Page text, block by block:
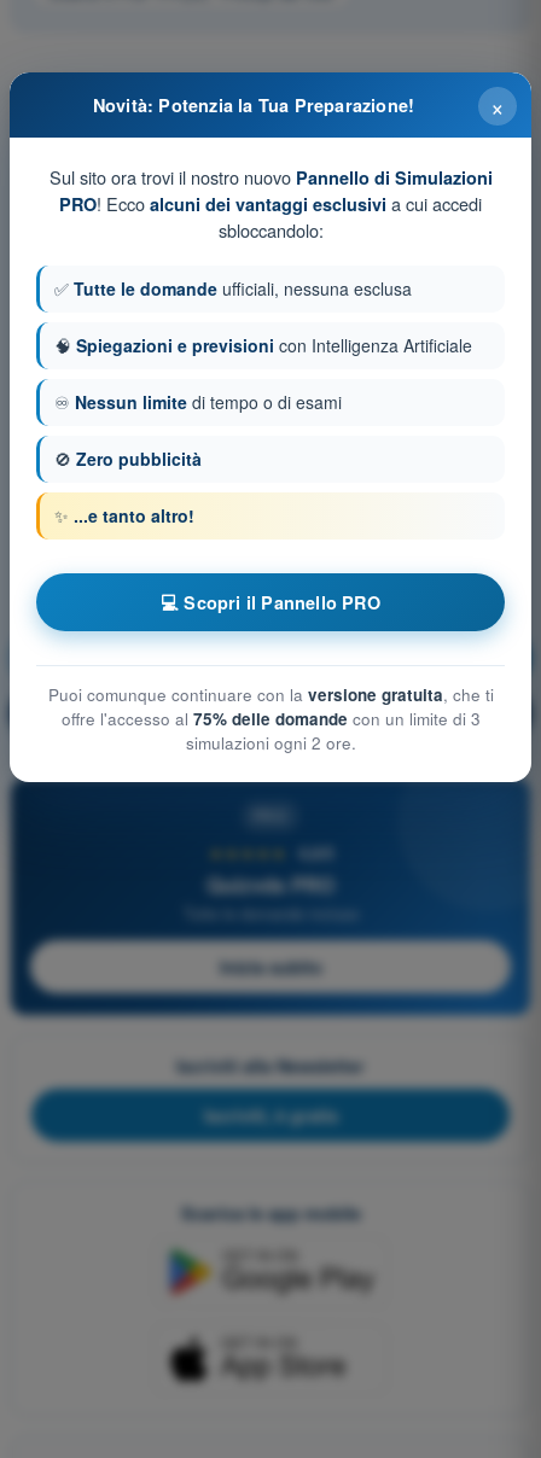
🔒 PRO Spiegazione domanda
4,6/5
Quizvds PRO
Inizia subito
Iscriviti alla Newsletter
Iscriviti, è gratis
Scarica le app mobile
×
Novità: Potenzia la Tua Preparazione!
Sul sito ora trovi il nostro nuovo Pannello di Simulazioni
PRO! Ecco alcuni dei vantaggi esclusivi a cui accedi
sbloccandolo:
✅ Tutte le domande ufficiali, nessuna esclusa
🧠 Spiegazioni e previsioni con Intelligenza Artificiale
♾️ Nessun limite di tempo o di esami
🚫 Zero pubblicità
✨ ...e tanto altro!
💻 Scopri il Pannello PRO
Puoi comunque continuare con la versione gratuita, che ti
offre l'accesso al 75% delle domande con un limite di 3
simulazioni ogni 2 ore.